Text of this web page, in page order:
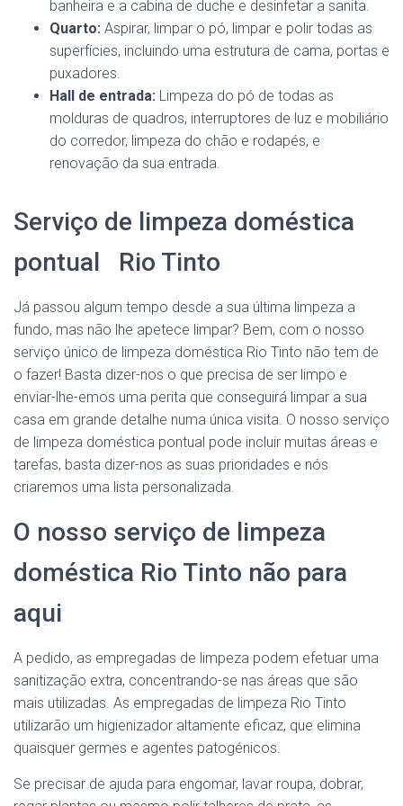
banheira e a cabina de duche e desinfetar a sanita.
Quarto: Aspirar, limpar o pó, limpar e polir todas as
superfícies, incluindo uma estrutura de cama, portas e
puxadores.
Hall de entrada: Limpeza do pó de todas as
molduras de quadros, interruptores de luz e mobiliário
do corredor, limpeza do chão e rodapés, e
renovação da sua entrada.
Serviço de limpeza doméstica
pontual Rio Tinto
Já passou algum tempo desde a sua última limpeza a
fundo, mas não lhe apetece limpar? Bem, com o nosso
serviço único de limpeza doméstica Rio Tinto não tem de
o fazer! Basta dizer-nos o que precisa de ser limpo e
enviar-lhe-emos uma perita que conseguirá limpar a sua
casa em grande detalhe numa única visita. O nosso serviço
de limpeza doméstica pontual pode incluir muitas áreas e
tarefas, basta dizer-nos as suas prioridades e nós
criaremos uma lista personalizada.
O nosso serviço de limpeza
doméstica Rio Tinto não para
aqui
A pedido, as empregadas de limpeza podem efetuar uma
sanitização extra, concentrando-se nas áreas que são
mais utilizadas. As empregadas de limpeza Rio Tinto
utilizarão um higienizador altamente eficaz, que elimina
quaisquer germes e agentes patogénicos.
Se precisar de ajuda para engomar, lavar roupa, dobrar,